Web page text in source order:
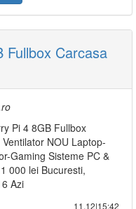
Fullbox Carcasa
Pi 4 8GB Fullbox
NOU Laptop-
Gaming Sisteme PC &
000 lei Bucuresti,
Azi
11.12|15:42